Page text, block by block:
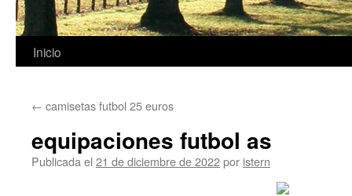
Saltar
contenido
Inicio
← camisetas futbol 25 euros
equipaciones futbol as
Publicada el 21 de diciembre de 2022por istern